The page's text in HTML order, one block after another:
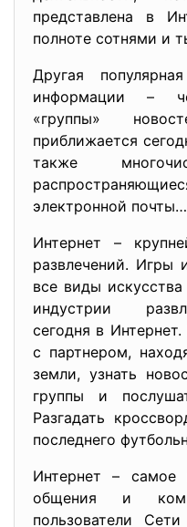
представлена в
полноте сотнями и
Другая
информации –
«группы»
приближается
также
электронной почты…
Интернет –
развлечений. Игры
все виды
индустрии
сегодня в
с партнером,
земли, узнать
группы и
Разгадать
последнего
Интернет – самое
общения и
пользователи